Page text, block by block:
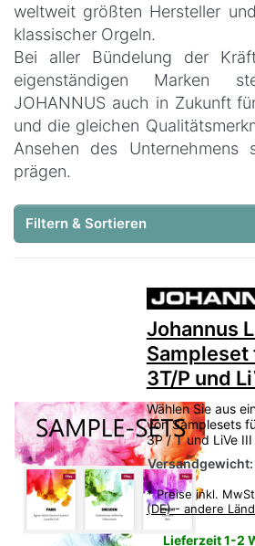
weltweit größten Hersteller
klassischer Orgeln.
Bei aller Bündelung der
eigenständigen Marken
JOHANNUS auch in Zukunft
und die gleichen
Ansehen des Unternehmens
prägen.
Filtern & Sortieren
Johannus
Sampleset
3T/P und
Wählen Sie aus
von Samplesets
3P / T und LiVe III
Versandgewicht:
* Preise inkl.
(DE) - andere
Lieferzeit 1-2